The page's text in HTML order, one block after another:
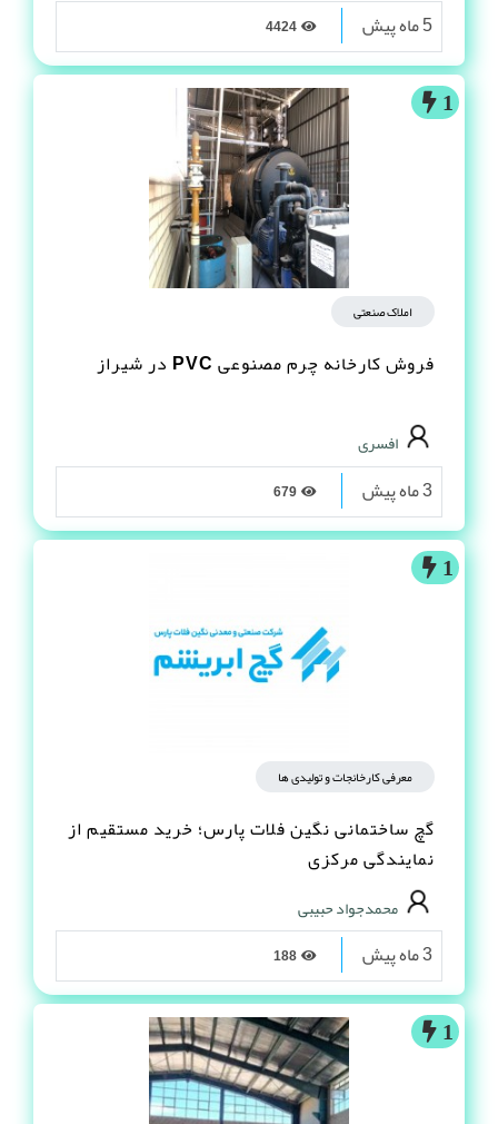
5 ماه پیش
1
املاک صنعتی
فروش کارخانه چرم مصنوعى PVC در شیراز
افسری
3 ماه پیش
1
معرفی کارخانجات و تولیدی ها
گچ ساختمانی نگین فلات پارس؛ خرید مستقیم از
نمایندگی مرکزی
محمدجواد حبیبی
3 ماه پیش
1